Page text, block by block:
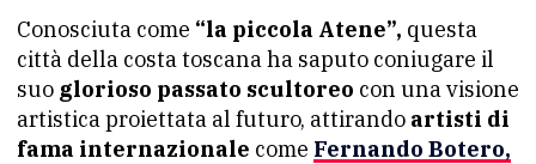
Conosciuta come “la piccola Atene”, questa
città della costa toscana ha saputo coniugare il
suo glorioso passato scultoreo con una visione
artistica proiettata al futuro, attirando artisti di
fama internazionale come Fernando Botero,